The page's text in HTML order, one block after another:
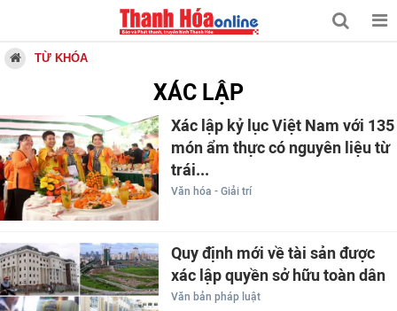
TỪ KHÓA
XÁC LẬP
Xác lập kỷ lục Việt Nam với 135
món ẩm thực có nguyên liệu từ
trái...
Văn hóa - Giải trí
Quy định mới về tài sản được
xác lập quyền sở hữu toàn dân
Văn bản pháp luật